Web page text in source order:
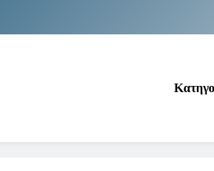
Ιράκ: Τεράστιες εκπτώσεις στο